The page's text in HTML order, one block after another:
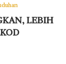
LEBIH